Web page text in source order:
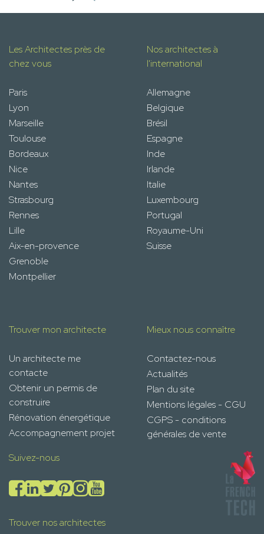
Les Architectes près de
chez vous
Paris
Lyon
Marseille
Toulouse
Bordeaux
Nice
Nantes
Strasbourg
Rennes
Lille
Aix-en-provence
Grenoble
Montpellier
Nos architectes à
l'international
Allemagne
Belgique
Brésil
Espagne
Inde
Irlande
Italie
Luxembourg
Portugal
Royaume-Uni
Suisse
Trouver mon architecte
Un architecte me
contacte
Obtenir un permis de
construire
Rénovation énergétique
Accompagnement projet
Mieux nous connaître
Contactez-nous
Actualités
Plan du site
Mentions légales - CGU
CGPS - conditions
générales de vente
Suivez-nous
Trouver nos architectes